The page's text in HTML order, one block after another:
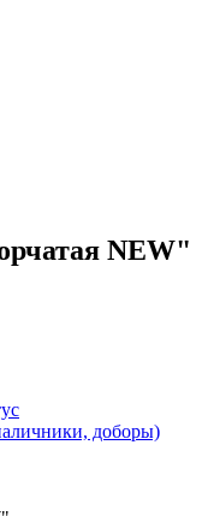
NEW"
доборы)